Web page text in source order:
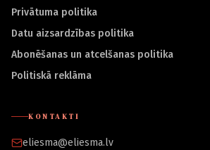
Privātuma politika
Datu aizsardzības politika
Abonēšanas un atcelšanas politika
Politiskā reklāma
KONTAKTI
eliesma@eliesma.lv